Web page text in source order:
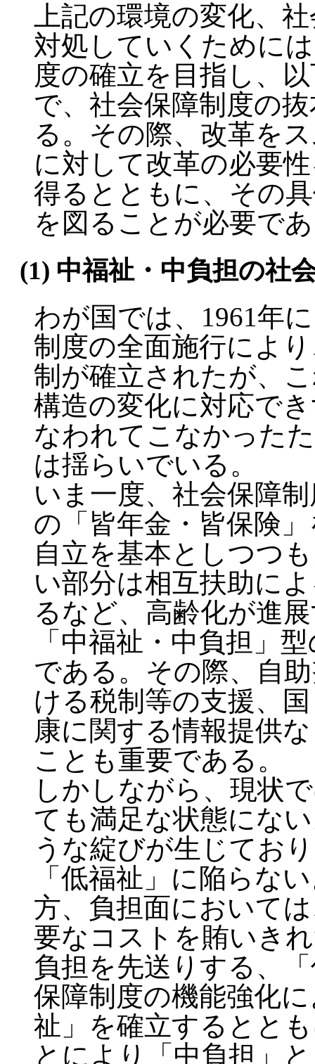
上記の環境の変化、
対処していくために
度の確立を目指し、
で、社会保障制度の
る。その際、改革を
に対して改革の必要
得るとともに、その
を図ることが必要で
(1) 中福祉・中負担の社
わが国では、1961年
制度の全面施行によ
制が確立されたが、
構造の変化に対応で
なわれてこなかった
は揺らいでいる。
いま一度、社会保障
の「皆年金・皆保険
自立を基本としつつ
い部分は相互扶助に
るなど、高齢化が進
「中福祉・中負担」
である。その際、自
ける税制等の支援、
康に関する情報提供
ことも重要である。
しかしながら、現状
ても満足な状態にな
うな綻びが生じてお
「低福祉」に陥らな
方、負担面において
要なコストを賄いき
負担を先送りする、
保障制度の機能強化
祉」を確立するとと
とにより「中負担」